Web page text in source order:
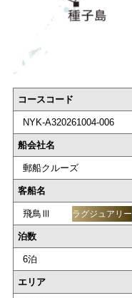
コースコード
NYK-A320261004-006
船会社名
郵船クルーズ
客船名
飛鳥Ⅲ ラグジュアリー
泊数
6泊
エリア